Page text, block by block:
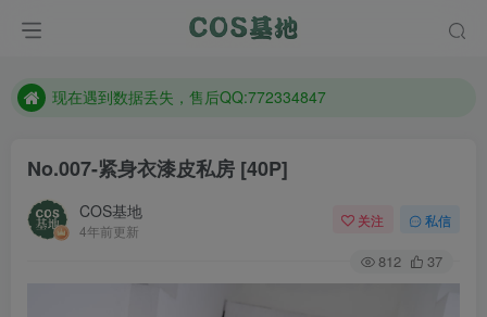
防失联：百度搜索《趣画刊》，实时查看最新站点。
售后QQ:772334847
No.007-紧身衣漆皮私房 [40P]
COS基地
4年前更新
关注 私信
812 37